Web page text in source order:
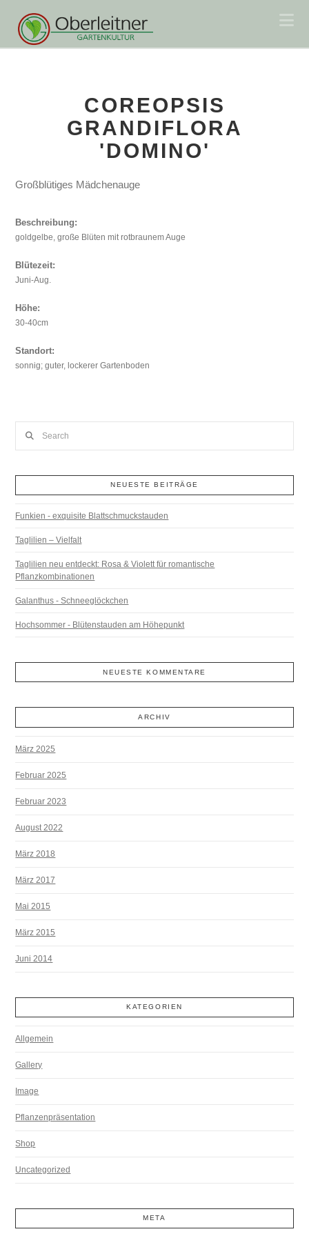
COREOPSIS
GRANDIFLORA
'DOMINO'
Großblütiges Mädchenauge
Beschreibung:
goldgelbe, große Blüten mit rotbraunem Auge
Blütezeit:
Juni-Aug.
Höhe:
30-40cm
Standort:
sonnig; guter, lockerer Gartenboden
NEUESTE BEITRÄGE
Funkien - exquisite Blattschmuckstauden
Taglilien – Vielfalt
Taglilien neu entdeckt: Rosa & Violett für romantische
Pflanzkombinationen
Galanthus - Schneeglöckchen
Hochsommer - Blütenstauden am Höhepunkt
NEUESTE KOMMENTARE
ARCHIV
März 2025
Februar 2025
Februar 2023
August 2022
März 2018
März 2017
Mai 2015
März 2015
Juni 2014
KATEGORIEN
Allgemein
Gallery
Image
Pflanzenpräsentation
Shop
Uncategorized
META